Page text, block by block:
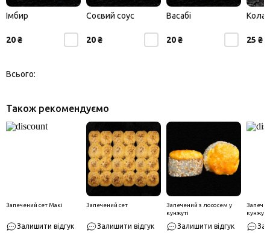
Імбир
20 ₴
Соєвий соус
20 ₴
Васабі
20 ₴
Кола
25 ₴
Всього:
Також рекомендуємо
Запечений сет Макі
Залишити відгук
Запечений сет
Залишити відгук
Запечений з лососем у
кунжуті
Залишити відгук
кунжуті